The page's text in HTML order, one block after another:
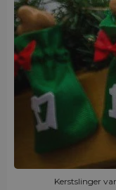
Kerstslinger